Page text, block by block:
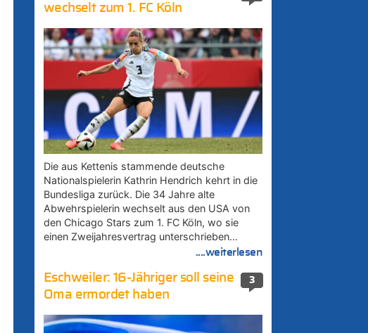
wechselt zum 1. FC Köln
Die aus Kettenis stammende deutsche
Nationalspielerin Kathrin Hendrich kehrt in die
Bundesliga zurück. Die 34 Jahre alte
Abwehrspielerin wechselt aus den USA von
den Chicago Stars zum 1. FC Köln, wo sie
einen Zweijahresvertrag unterschrieben…
....weiterlesen
3
Eschweiler: 16-Jähriger soll seine
Oma ermordet haben